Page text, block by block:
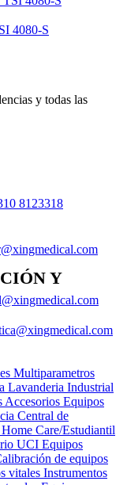
4080-S
y todas las
8123318
Y
Multiparametros
Lavanderia Industrial
Accesorios Equipos
Central de
Home Care/Estudiantil
UCI Equipos
de equipos
vitales Instrumentos